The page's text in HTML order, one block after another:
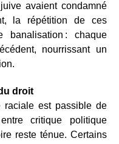
avaient condamné
la répétition de ces
banalisation : chaque
nourrissant un
droit
raciale est passible de
critique politique
reste ténue. Certains